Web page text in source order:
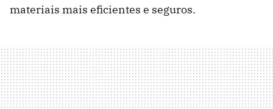
materiais mais eficientes e seguros.